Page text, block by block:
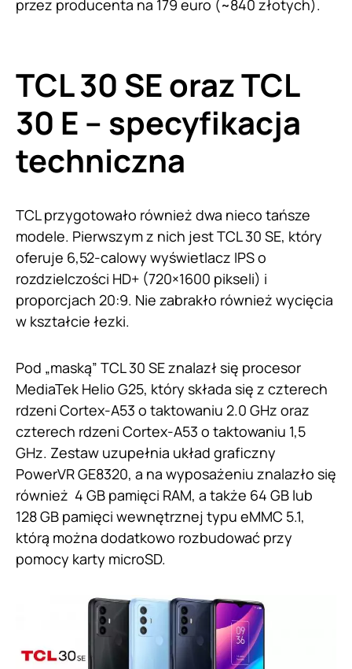
przez producenta na 179 euro (~840 złotych).
TCL 30 SE oraz TCL
30 E – specyfikacja
techniczna
TCL przygotowało również dwa nieco tańsze
modele. Pierwszym z nich jest TCL 30 SE, który
oferuje 6,52-calowy wyświetlacz IPS o
rozdzielczości HD+ (720×1600 pikseli) i
proporcjach 20:9. Nie zabrakło również wycięcia
w kształcie łezki.
Pod „maską” TCL 30 SE znalazł się procesor
MediaTek Helio G25, który składa się z czterech
rdzeni Cortex-A53 o taktowaniu 2.0 GHz oraz
czterech rdzeni Cortex-A53 o taktowaniu 1,5
GHz. Zestaw uzupełnia układ graficzny
PowerVR GE8320, a na wyposażeniu znalazło się
również 4 GB pamięci RAM, a także 64 GB lub
128 GB pamięci wewnętrznej typu eMMC 5.1,
którą można dodatkowo rozbudować przy
pomocy karty microSD.